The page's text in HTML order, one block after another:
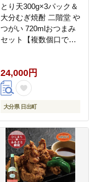
とり天300g×3パック＆
大分むぎ焼酎 二階堂 や
つがい 720mlおつまみ
セット【複数個口で配
24,000円
大分県 日出町